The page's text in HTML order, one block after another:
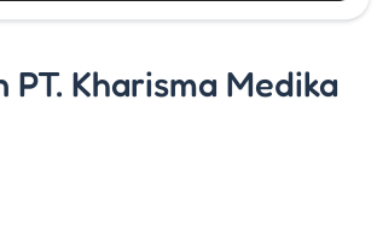
PT. Kharisma Medika